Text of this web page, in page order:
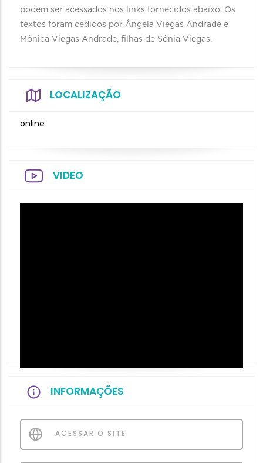
podem ser acessados nos links fornecidos abaixo. Os
textos foram cedidos por Ângela Viegas Andrade e
Mônica Viegas Andrade, filhas de Sônia Viegas.
LOCALIZAÇÃO
online
VIDEO
INFORMAÇÕES
ACESSAR O SITE